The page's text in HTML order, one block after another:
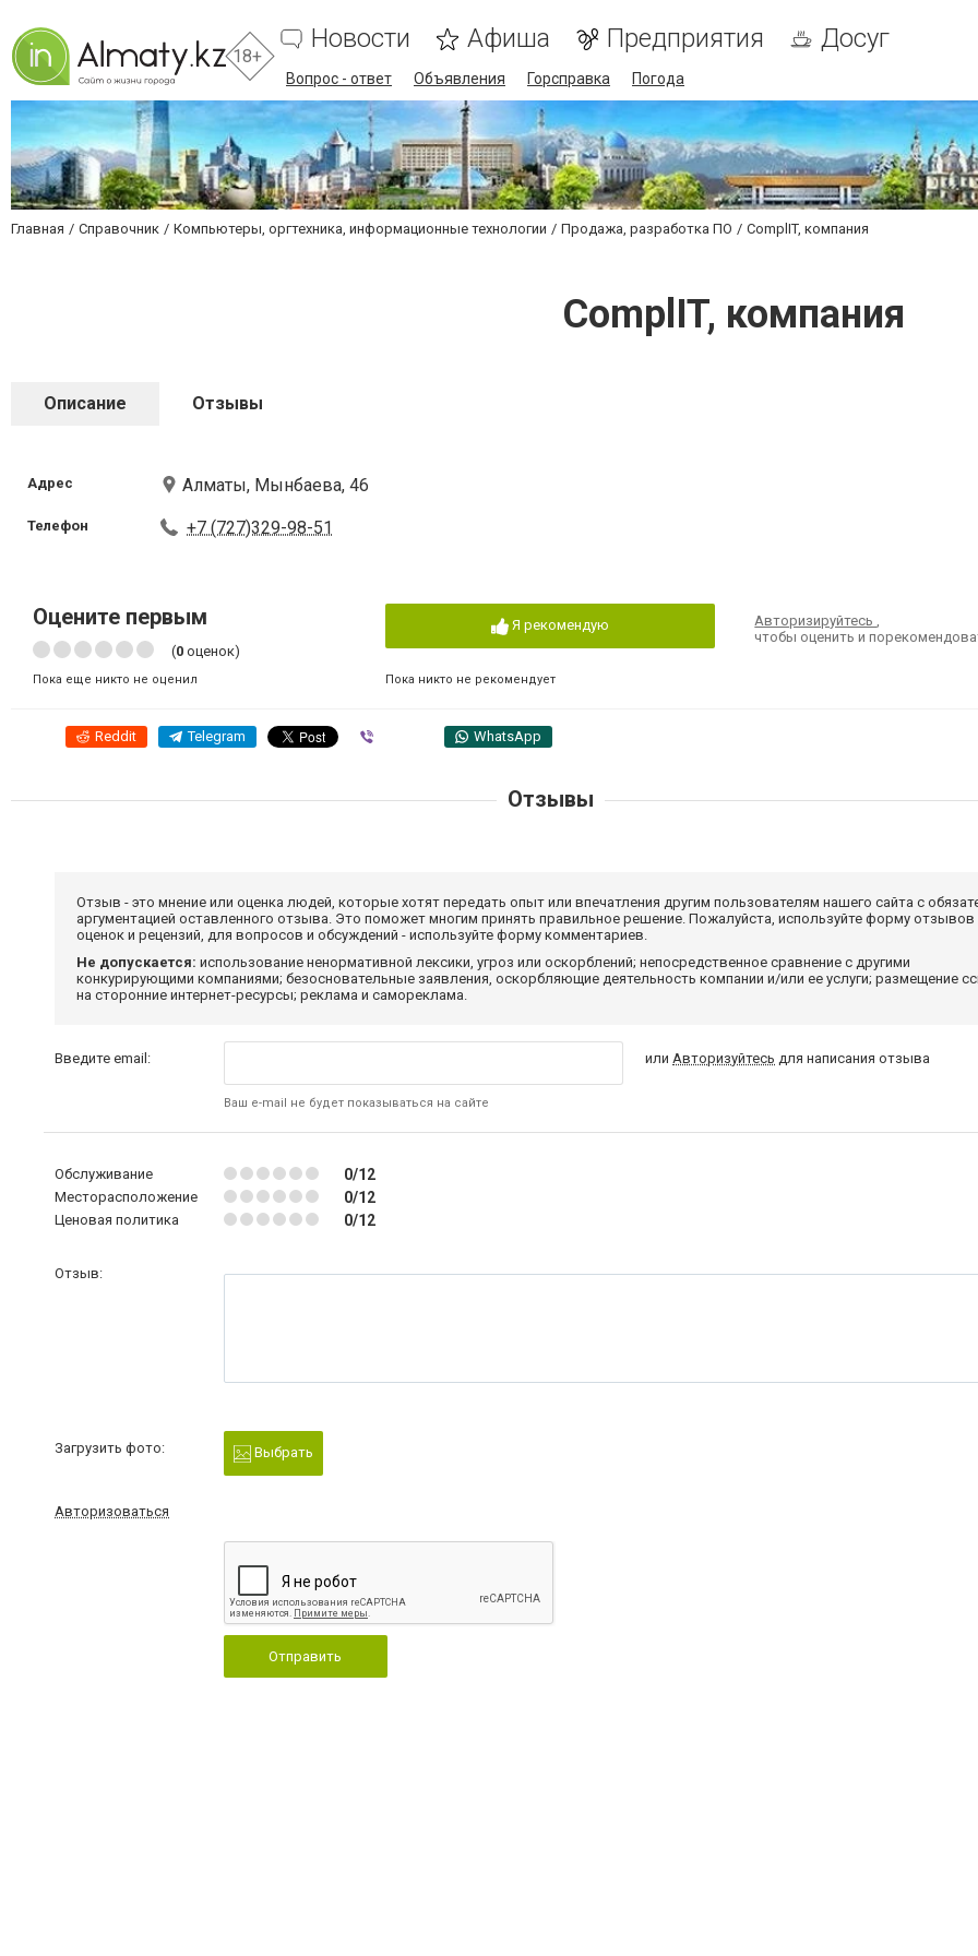
18+
Новости Афиша Предприятия Досуг
Вопрос - ответ Объявления Горсправка Погода
Главная Справочник Компьютеры, оргтехника, информационные технологии Продажа, разработка ПО ComplIT, компания
ComplIT, компания
Описание Отзывы
Адрес Алматы, Мынбаева, 46
Телефон +7 (727)329-98-51
Оцените первым
(0 оценок)
Пока еще никто не оценил
Я рекомендую
Пока никто не рекомендует
Авторизируйтесь,
чтобы оценить и
Reddit Telegram WhatsApp
Отзывы
Отзыв - это мнение или оценка людей, которые хотят передать опыт или впечатления другим пользователям нашего сайта с
аргументацией оставленного отзыва. Это поможет многим принять правильное решение. Пожалуйста, используйте форму отзывов
оценок и рецензий, для вопросов и обсуждений - используйте форму комментариев.
Не допускается: использование ненормативной лексики, угроз или оскорблений; непосредственное сравнение с другими
конкурирующими компаниями; безосновательные заявления, оскорбляющие деятельность компании и/или ее услуги; размещение
на сторонние интернет-ресурсы; реклама и самореклама.
Введите email:
Ваш e-mail не будет показываться на сайте
илиАвторизуйтесь для написания отзыва
Обслуживание 0/12
Месторасположение 0/12
Ценовая политика 0/12
Отзыв:
Загрузить фото: Выбрать
Авторизоваться
Отправить